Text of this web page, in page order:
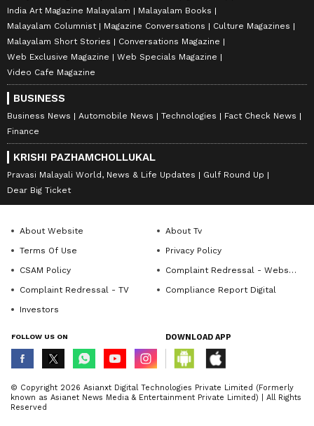
India Art Magazine Malayalam
Malayalam Books
Malayalam Columnist
Magazine Conversations
Culture Magazines
Malayalam Short Stories
Conversations Magazine
Web Exclusive Magazine
Web Specials Magazine
Video Cafe Magazine
BUSINESS
Business News Automobile News Technologies
Fact Check News
Finance
KRISHI PAZHAMCHOLLUKAL
Pravasi Malayali World, News & Life Updates
Gulf Round Up
Dear Big Ticket
About Website
About Tv
Terms Of Use
Privacy Policy
CSAM Policy
Complaint Redressal - Website
Complaint Redressal - TV
Compliance Report Digital
Investors
FOLLOW US ON DOWNLOAD APP
© Copyright 2026 Asianxt Digital Technologies Private Limited (Formerly
known as Asianet News Media & Entertainment Private Limited) | All Rights
Reserved